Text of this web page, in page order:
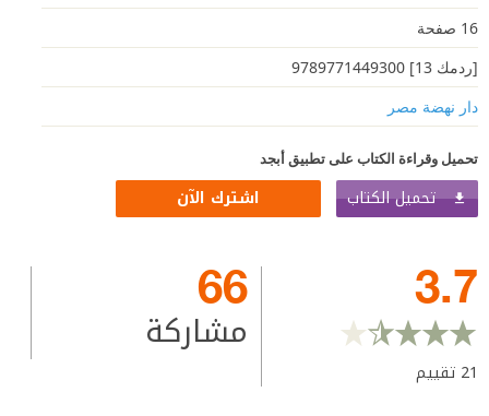
16 صفحة
[ردمك 13] 9789771449300
دار نهضة مصر
تحميل وقراءة الكتاب على تطبيق أبجد
تحميل الكتاب اشترك الآن
3.7
21 تقييم
66
مشاركة